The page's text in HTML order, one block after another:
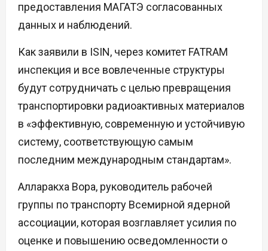
предоставления МАГАТЭ согласованных
данных и наблюдений.
Как заявили в ISIN, через комитет FATRAM
инспекция и все вовлеченные структуры
будут сотрудничать с целью превращения
транспортировки радиоактивных материалов
в «эффективную, современную и устойчивую
систему, соответствующую самым
последним международным стандартам».
Алларакха Вора, руководитель рабочей
группы по транспорту Всемирной ядерной
ассоциации, которая возглавляет усилия по
оценке и повышению осведомленности о